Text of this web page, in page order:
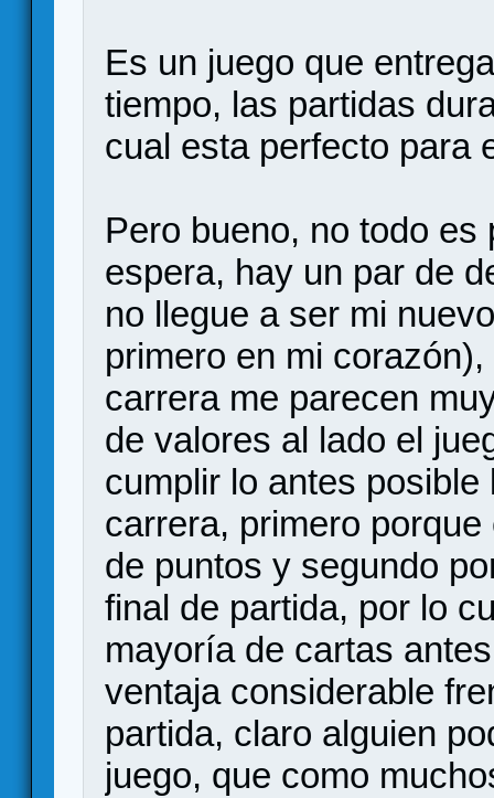
Es un juego que
tiempo, las partidas
cual esta perfecto para
Pero bueno, no todo
espera, hay un par de
no llegue a ser mi
primero en mi
carrera me parecen
de valores al lado el
cumplir lo antes
carrera, primero
de puntos y segundo
final de partida, por lo
mayoría de cartas
ventaja considerable
partida, claro alguien
juego, que como